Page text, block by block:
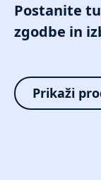
Postanite
zgodbe in
Prikaži